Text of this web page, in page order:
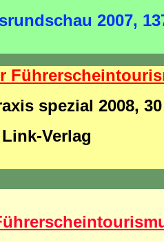
2007,
spezial 2008,
Verlag